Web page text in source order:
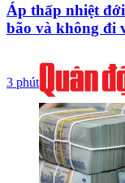
Áp thấp nhiệt
bão và không đi
3 phút